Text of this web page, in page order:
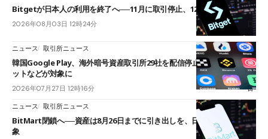
Bitgetが日本人の利用を終了へ──11月に取引停止、12月末に強制決済
2026年08月03日 12時24分
ニュース 取引所ニュース
韓国Google Play、海外暗号資産取引所29社を配信停止──OKXやバイビ
ットなどが対象に
2026年07月27日 12時16分
ニュース 取引所ニュース
BitMart閉鎖へ──資産は8月26日までに引き出しを、日本人利用者も対
象